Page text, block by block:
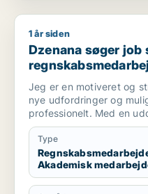
Dzenana søger job som
1 år siden
Dzenana søger job
finansmedarbejder
medarbejder /
medarbejder
Jeg er en motiveret og
nye udfordringer og
professionelt. Med en
Kontoradministration
en solid baggrund inden
og økonomistyring. Min
værktøjerne til at
opgaver, samtidig med
Type
Akademisk